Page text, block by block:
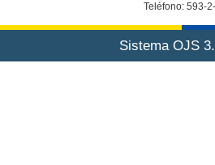
Teléfono: 593-
Sistema OJS